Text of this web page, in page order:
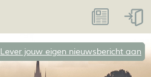
Lever jouw eigen nieuwsbericht aan